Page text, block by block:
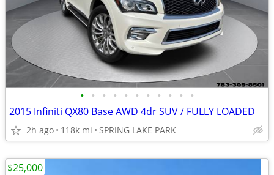
• • • • • • • • • • •
2015 Infiniti QX80 Base AWD 4dr SUV / FULLY LOADED
2h ago 118k mi SPRING LAKE PARK
$25,000